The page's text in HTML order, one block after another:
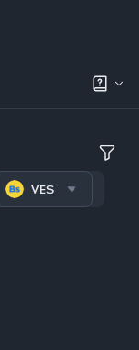
VES